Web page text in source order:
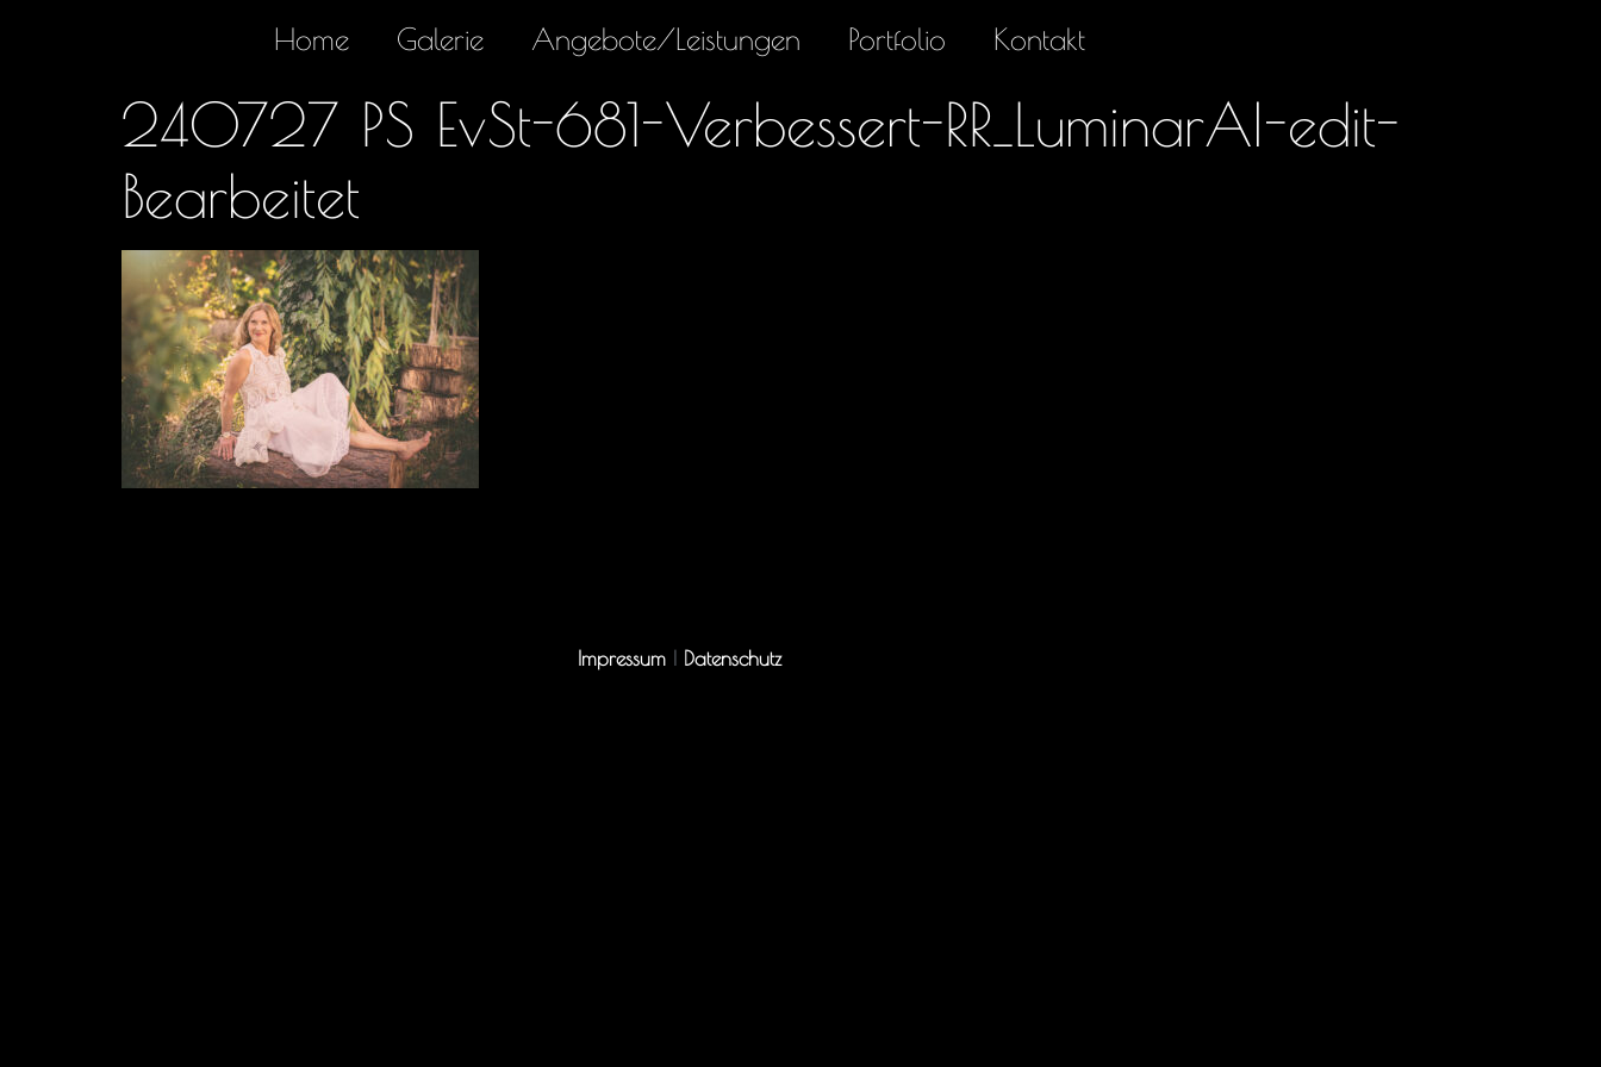
Home Galerie Angebote/Leistungen Portfolio Kontakt
240727 PS EvSt-681-Verbessert-RR_LuminarAI-edit-
Bearbeitet
Impressum Datenschutz